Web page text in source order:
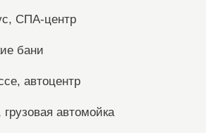
СПА-центр
бани
автоцентр
автомойка